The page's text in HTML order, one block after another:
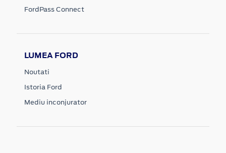
FordPass Connect
LUMEA FORD
Noutati
Istoria Ford
Mediu inconjurator